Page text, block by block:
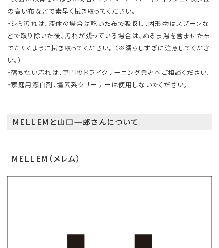
の高い布などで素早く拭き取ってください。
・シミ汚れは、液体の場合は乾いた布で吸収し、固形物はスプーンな
どで取り除いた後、汚れが残っている場合は、ぬるま湯を含ませた布
でたたくように拭き取ってください。 （※濡らしすぎに注意してくださ
い。）
・落ちない汚れは、専門のドライクリーニング業者へご相談ください。
・家庭用漂白剤、塩素系クリーナーは使用しないでください。
MELLEMと山口一郎さんについて
MELLEM（メレム）